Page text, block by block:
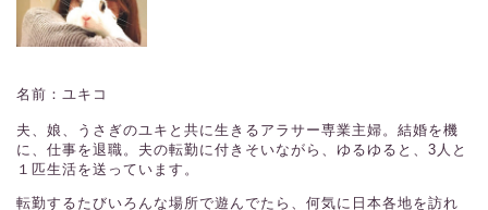
名前：ユキコ
夫、娘、うさぎのユキと共に生きるアラサー専業主婦。結婚を機
に、仕事を退職。夫の転勤に付きそいながら、ゆるゆると、3人と
１匹生活を送っています。
転勤するたびいろんな場所で遊んでたら、何気に日本各地を訪れ